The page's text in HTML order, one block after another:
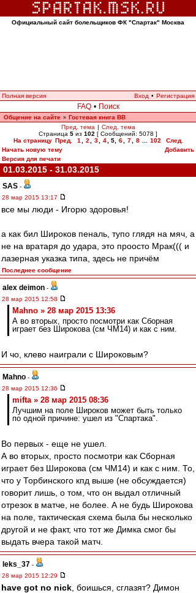
Официальный сайт болельщиков ФК "Спартак" Москва
Полная версия Вход • Регистрация
FAQ • Поиск
Общение на сайте » Гостевая книга ВВ
Пред. тема | След. тема
Страница 5 из 102 [ Сообщений: 5078 ]
На страницу Пред. 1 2 3 4 5, 6 7 8 102
След.
Начать новую тему
Добавить
Версия для печати
01.03.2015 - 31.03.2015
SAS -
28 мар 2015 13:17
все мы люди - Игорю здоровья!
а как бил Широков пеналь, тупо глядя на мяч, а
не на вратаря до удара, это проосто Мрак((( и
лазерная указка типа, здесь не причём
Последнее сообщение
alex deimon -
28 мар 2015 12:58
Mahno » 28 мар 2015 13:36
А во вторых, просто посмотри как Сборная
играет без Широкова (см ЧМ14) и как с ним.
И чо, клево наиграли с Широковым?
Mahno -
28 мар 2015 12:36
mifta » 28 мар 2015 08:36
Лучшим на поле Широков может быть только
по одной причине: ушел из "Спартака".
Во первых - еще не ушел.
А во вторых, просто посмотри как Сборная
играет без Широкова (см ЧМ14) и как с ним. То,
что у Торбинского кпд выше (не обсуждается)
говорит лишь, о том, что он выдал отличный
отрезок в матче, не более. А не будь Широкова
на поле, тактическая схема была бы несколько
другой и не факт, что тот же Димка смог бы
выдать вчера такой матч.
leks_37 -
28 мар 2015 12:29
have got no nick , боишься, сглазят? Димон